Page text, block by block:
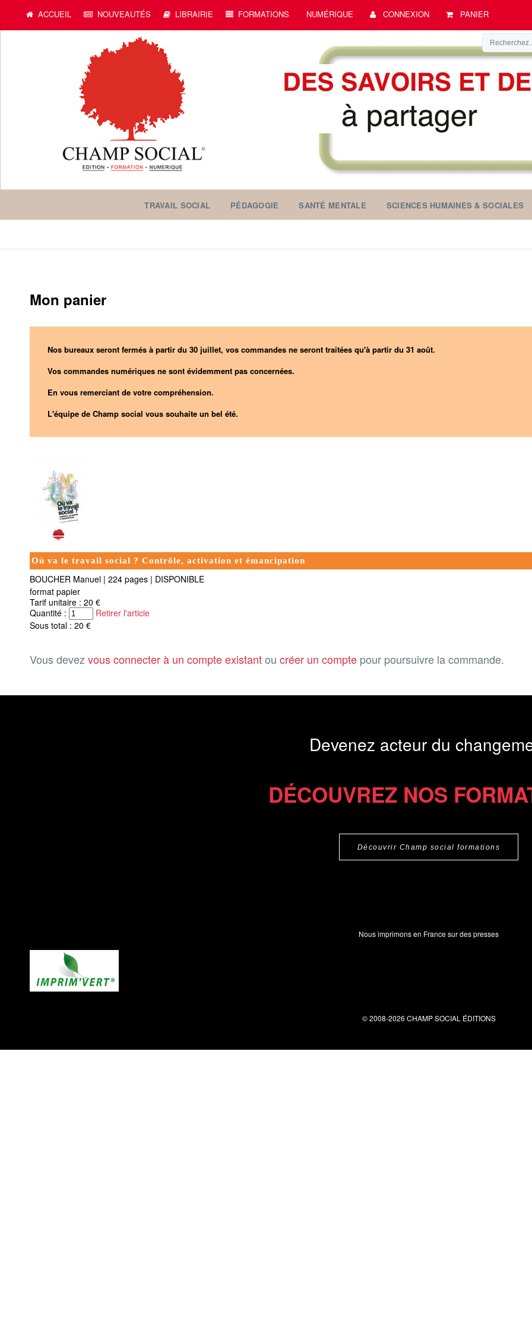
ACCUEIL NOUVEAUTÉS LIBRAIRIE FORMATIONS NUMÉRIQUE CONNEXION PANIER
TRAVAIL SOCIAL PÉDAGOGIE SANTÉ MENTALE SCIENCES HUMAINES & SOCIALES
Mon panier
Nos bureaux seront fermés à partir du 30 juillet, vos commandes ne seront traitées qu'à partir du 31 août.
Vos commandes numériques ne sont évidemment pas concernées.
En vous remerciant de votre compréhension.
L'équipe de Champ social vous souhaite un bel été.
Où va le travail social ? Contrôle, activation et émancipation
BOUCHER Manuel | 224 pages | DISPONIBLE
format papier
Tarif unitaire : 20 €
Quantité :
Retirer l'article
Sous total : 20 €
Vous devezvous connecter à un compte existantou créer un compte pour poursuivre la commande.
Devenez acteur du
DÉCOUVREZ NOS
Découvrir Champ social formations
Nous imprimons en France sur des presses
© 2008-2026 CHAMP SOCIAL ÉDITIONS